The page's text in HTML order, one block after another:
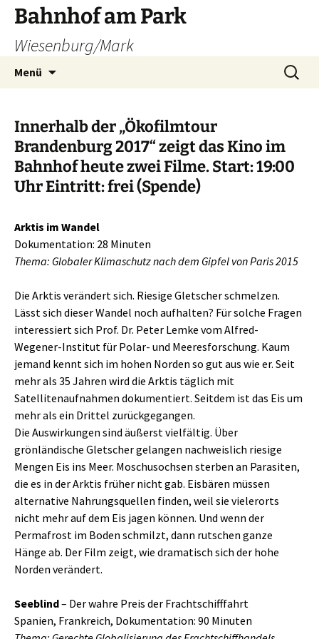
Zum
Inhalt
springen
Bahnhof am Park
Wiesenburg/Mark
Menü
Suchen
nach:
Innerhalb der „Ökofilmtour
Brandenburg 2017“ zeigt das Kino im
Bahnhof heute zwei Filme. Start: 19:00
Uhr Eintritt: frei (Spende)
Arktis im Wandel
Dokumentation: 28 Minuten
Thema: Globaler Klimaschutz nach dem Gipfel von Paris 2015
Die Arktis verändert sich. Riesige Gletscher schmelzen.
Lässt sich dieser Wandel noch aufhalten? Für solche Fragen
interessiert sich Prof. Dr. Peter Lemke vom Alfred-
Wegener-Institut für Polar- und Meeresforschung. Kaum
jemand kennt sich im hohen Norden so gut aus wie er. Seit
mehr als 35 Jahren wird die Arktis täglich mit
Satellitenaufnahmen dokumentiert. Seitdem ist das Eis um
mehr als ein Drittel zurückgegangen.
Die Auswirkungen sind äußerst vielfältig. Über
grönländische Gletscher gelangen nachweislich riesige
Mengen Eis ins Meer. Moschusochsen sterben an Parasiten,
die es in der Arktis früher nicht gab. Eisbären müssen
alternative Nahrungsquellen finden, weil sie vielerorts
nicht mehr auf dem Eis jagen können. Und wenn der
Permafrost im Boden schmilzt, dann rutschen ganze
Hänge ab. Der Film zeigt, wie dramatisch sich der hohe
Norden verändert.
Seeblind– Der wahre Preis der Frachtschifffahrt
Spanien, Frankreich, Dokumentation: 90 Minuten